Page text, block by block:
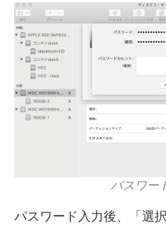
パスワー
パスワード入力後、「選